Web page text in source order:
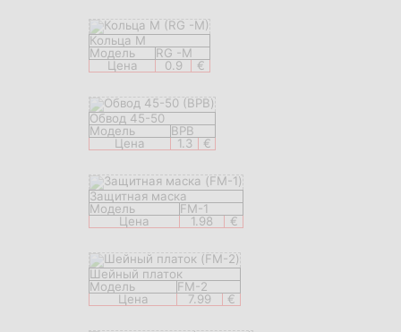
Кольца M
Модель
RG -M
Цена
0.9 €
Обвод 45-50
Модель
BPB
Цена
1.3 €
Защитная маска
Модель
FM-1
Цена
1.98 €
Шейный платок
Модель
FM-2
Цена
7.99 €